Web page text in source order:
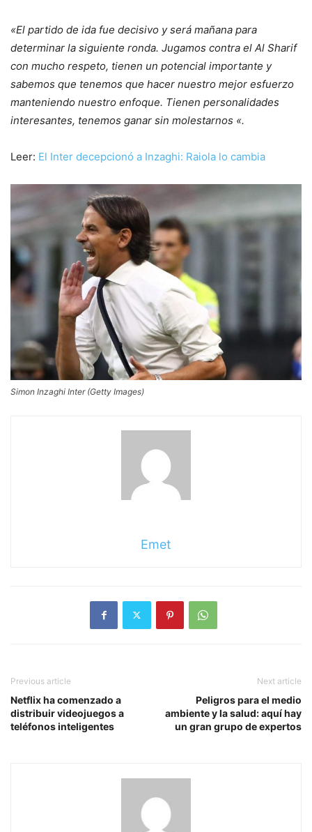
«El partido de ida fue decisivo y será mañana para
determinar la siguiente ronda. Jugamos contra el Al Sharif
con mucho respeto, tienen un potencial importante y
sabemos que tenemos que hacer nuestro mejor esfuerzo
manteniendo nuestro enfoque. Tienen personalidades
interesantes, tenemos ganar sin molestarnos «.
Leer: El Inter decepcionó a Inzaghi: Raiola lo cambia
Simon Inzaghi Inter (Getty Images)
Emet
Previous article
Netflix ha comenzado a
distribuir videojuegos a
teléfonos inteligentes
Next article
Peligros para el medio
ambiente y la salud: aquí hay
un gran grupo de expertos